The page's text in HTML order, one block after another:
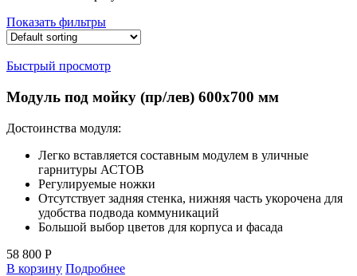
Показать фильтры
Быстрый просмотр
Модуль под мойку (пр/лев) 600х700 мм
Достоинства модуля:
Легко вставляется составным модулем в уличные
гарнитуры АСТОВ
Регулируемые ножки
Отсутствует задняя стенка, нижняя часть укорочена для
удобства подвода коммуникаций
Большой выбор цветов для корпуса и фасада
58 800 Р
В корзину Подробнее